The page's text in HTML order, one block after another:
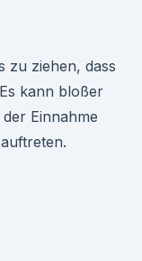
zu ziehen, dass
kann bloßer
Einnahme